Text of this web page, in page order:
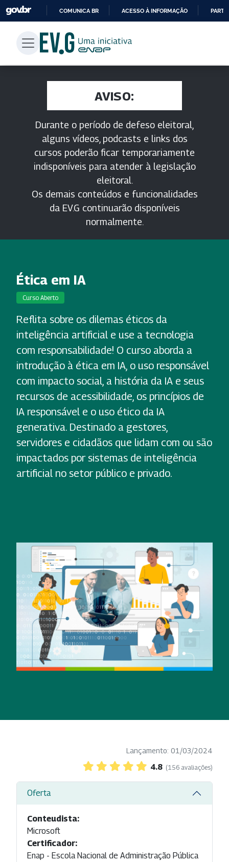
PARA
CONTEÚDO
COMUNICA BR ACESSO À INFORMAÇÃO
AVISO:
Durante o período de defeso eleitoral,
alguns vídeos, podcasts e links dos
cursos poderão ficar temporariamente
indisponíveis para atender à legislação
eleitoral.
Os demais conteúdos e funcionalidades
da EV.G continuarão disponíveis
normalmente.
Ética em IA
Curso Aberto
Reflita sobre os dilemas éticos da
inteligência artificial e use a tecnologia
com responsabilidade! O curso aborda a
introdução à ética em IA, o uso responsável
com impacto social, a história da IA e seus
recursos de acessibilidade, os princípios de
IA responsável e o uso ético da IA
generativa. Destinado a gestores,
servidores e cidadãos que lidam com ou são
impactados por sistemas de inteligência
artificial no setor público e privado.
Lançamento: 01/03/2024
4.8 (156 avaliações)
Oferta
Conteudista:
Microsoft
Certificador:
Enap - Escola Nacional de Administração Pública